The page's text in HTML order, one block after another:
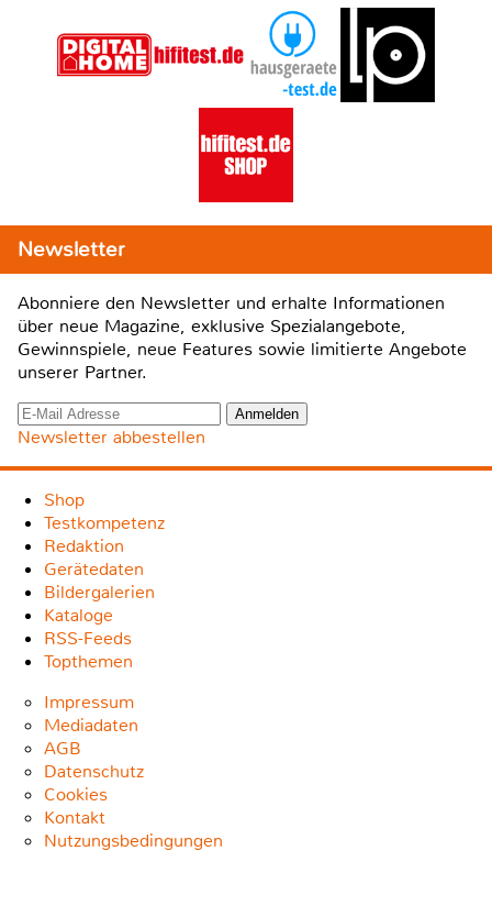
Newsletter
Abonniere den Newsletter und erhalte Informationen
über neue Magazine, exklusive Spezialangebote,
Gewinnspiele, neue Features sowie limitierte Angebote
unserer Partner.
Newsletter abbestellen
Shop
Testkompetenz
Redaktion
Gerätedaten
Bildergalerien
Kataloge
RSS-Feeds
Topthemen
Impressum
Mediadaten
AGB
Datenschutz
Cookies
Kontakt
Nutzungsbedingungen